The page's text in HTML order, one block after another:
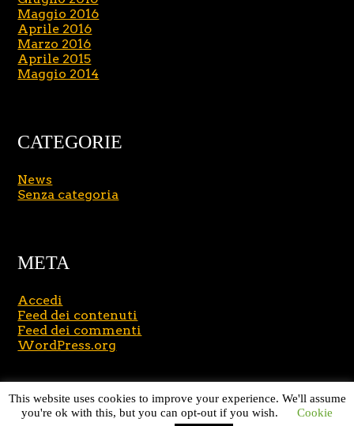
Maggio 2016
Aprile 2016
Marzo 2016
Aprile 2015
Maggio 2014
CATEGORIE
News
Senza categoria
META
Accedi
Feed dei contenuti
Feed dei commenti
WordPress.org
Copyright © 2026 Massimo Brusasco
. All Rights
Reserved.Journal Lite by Slocum Studio
This website uses cookies to improve your experience. We'll assume
you're ok with this, but you can opt-out if you wish.
Cookie